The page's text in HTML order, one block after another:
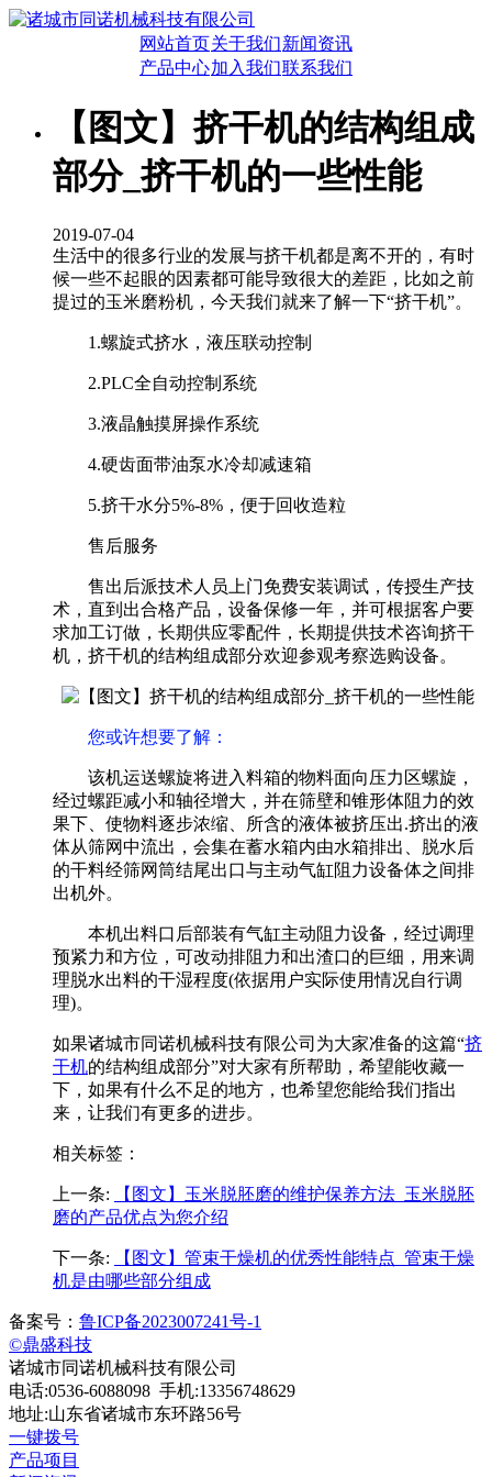
网站首页关于我们新闻资讯
产品中心加入我们联系我们
【图文】挤干机的结构组成
部分_挤干机的一些性能
2019-07-04
生活中的很多行业的发展与挤干机都是离不开的，有时
候一些不起眼的因素都可能导致很大的差距，比如之前
提过的玉米磨粉机，今天我们就来了解一下“挤干机”。
1.螺旋式挤水，液压联动控制
2.PLC全自动控制系统
3.液晶触摸屏操作系统
4.硬齿面带油泵水冷却减速箱
5.挤干水分5%-8%，便于回收造粒
售后服务
售出后派技术人员上门免费安装调试，传授生产技
术，直到出合格产品，设备保修一年，并可根据客户要
求加工订做，长期供应零配件，长期提供技术咨询挤干
机，挤干机的结构组成部分欢迎参观考察选购设备。
您或许想要了解 ：
该机运送螺旋将进入料箱的物料面向压力区螺旋，
经过螺距减小和轴径增大，并在筛壁和锥形体阻力的效
果下、使物料逐步浓缩、所含的液体被挤压出.挤出的液
体从筛网中流出，会集在蓄水箱内由水箱排出、脱水后
的干料经筛网筒结尾出口与主动气缸阻力设备体之间排
出机外。
本机出料口后部装有气缸主动阻力设备，经过调理
预紧力和方位，可改动排阻力和出渣口的巨细，用来调
理脱水出料的干湿程度(依据用户实际使用情况自行调
理)。
如果诸城市同诺机械科技有限公司为大家准备的这篇“挤
干机的结构组成部分”对大家有所帮助，希望能收藏一
下，如果有什么不足的地方，也希望您能给我们指出
来，让我们有更多的进步。
相关标签：
上一条:
【图文】玉米脱胚磨的维护保养方法_玉米脱胚
磨的产品优点为您介绍
下一条:
【图文】管束干燥机的优秀性能特点_管束干燥
机是由哪些部分组成
备案号： 鲁ICP备2023007241号-1
©鼎盛科技
诸城市同诺机械科技有限公司
电话:0536-6088098 手机:13356748629
地址:山东省诸城市东环路56号
一键拨号
产品项目